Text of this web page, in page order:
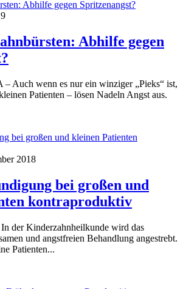
Abhilfe gegen
Auch wenn es nur ein winziger „Pieks“ ist,
Patienten – lösen Nadeln Angst aus.
2018
bei großen und
kontraproduktiv
der Kinderzahnheilkunde wird das
und angstfreien Behandlung angestrebt.
Patienten...